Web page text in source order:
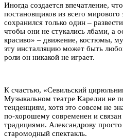
Иногда создается впечатление,
постановщиков из всего
сохранился только один –
чтобы они не стукались лбами, а
красиво» – движение, костюмы,
эту инсталляцию может быть
роли он никакой не играет.
К счастью, «Севильский
Музыкальном театре Карелии не
тенденциям, хотя это совсем не
по-хорошему современен и
традициями. Александрову
старомодный спектакль.